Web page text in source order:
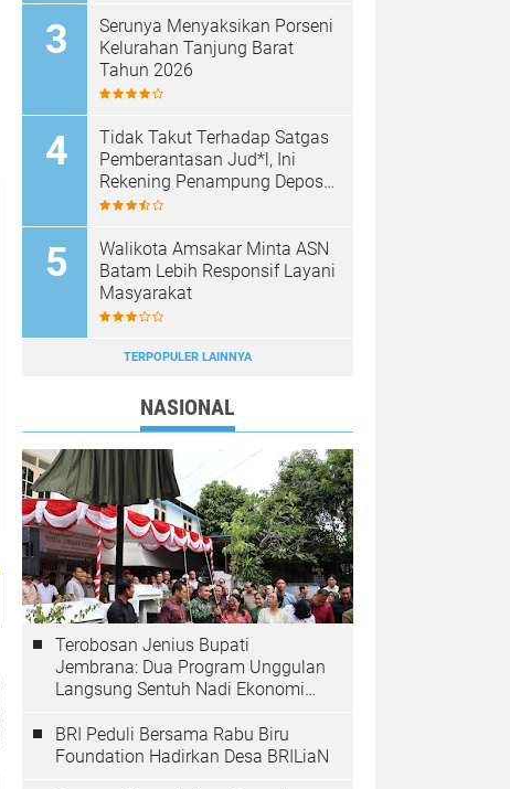
Serunya Menyaksikan Porseni
Kelurahan Tanjung Barat
Tahun 2026
Tidak Takut Terhadap Satgas
Pemberantasan Jud*l, Ini
Rekening Penampung Deposit
di Situs MENARA4D
Walikota Amsakar Minta ASN
Batam Lebih Responsif Layani
Masyarakat
TERPOPULER LAINNYA
NASIONAL
Terobosan Jenius Bupati
Jembrana: Dua Program Unggulan
Langsung Sentuh Nadi Ekonomi
BRI Peduli Bersama Rabu Biru
Foundation Hadirkan Desa BRILiaN